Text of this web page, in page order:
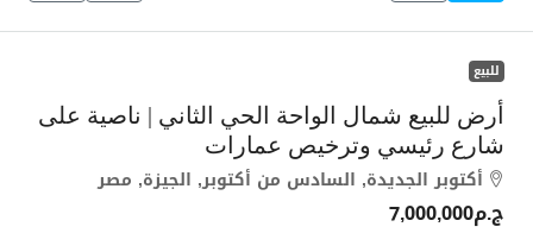
للبيع
أرض للبيع شمال الواحة الحي الثاني | ناصية على
شارع رئيسي وترخيص عمارات
أكتوبر الجديدة, السادس من أكتوبر, الجيزة, مصر
ج.م7,000,000